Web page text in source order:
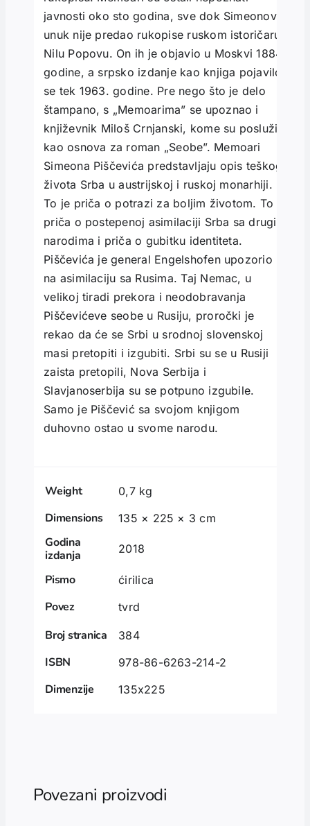
javnosti oko sto godina, sve dok Simeonov
unuk nije predao rukopise ruskom istoričaru
Nilu Popovu. On ih je objavio u Moskvi 1884.
godine, a srpsko izdanje kao knjiga pojavilo
se tek 1963. godine. Pre nego što je delo
štampano, s „Memoarima” se upoznao i
književnik Miloš Crnjanski, kome su poslužili
kao osnova za roman „Seobe”. Memoari
Simeona Piščevića predstavljaju opis teškog
života Srba u austrijskoj i ruskoj monarhiji.
To je priča o potrazi za boljim životom. To je
priča o postepenoj asimilaciji Srba sa drugim
narodima i priča o gubitku identiteta.
Piščevića je general Engelshofen upozorio
na asimilaciju sa Rusima. Taj Nemac, u
velikoj tiradi prekora i neodobravanja
Piščevićeve seobe u Rusiju, proročki je
rekao da će se Srbi u srodnoj slovenskoj
masi pretopiti i izgubiti. Srbi su se u Rusiji
zaista pretopili, Nova Serbija i
Slavjanoserbija su se potpuno izgubile.
Samo je Piščević sa svojom knjigom
duhovno ostao u svome narodu.
Weight 0,7 kg
Dimensions 135 × 225 × 3 cm
Godina
izdanja
2018
Pismo ćirilica
Povez tvrd
Broj stranica 384
ISBN 978-86-6263-214-2
Dimenzije 135x225
Povezani proizvodi